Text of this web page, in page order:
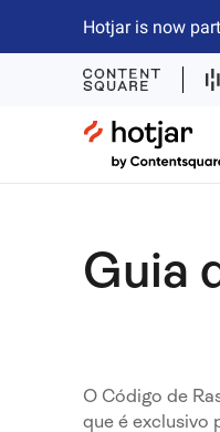
Hotjar is now
Hotjar Logo
Guia
O Código de
que é exclusivo